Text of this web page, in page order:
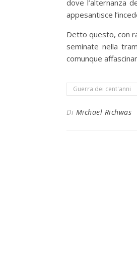
dove l’alternanza
appesantisce
Detto questo, con
seminate nella
comunque
Guerra dei cent'anni
Di Michael Richwas